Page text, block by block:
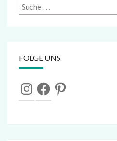
Suche
nach:
FOLGE UNS
InstagramFacebookPinterest